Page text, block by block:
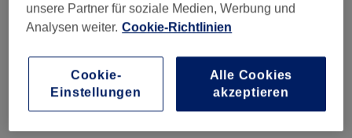
Herren - Farbe & Grauhaarkaschierung
Herren - Haarschnitte & Stylings (14) ab 5 €
Kinder - Haarschnitte & Stylings 1)
unsere Partner für soziale Medien, Werbung und
Analysen weiter. Cookie-Richtlinien
Cookie-
Einstellungen
Alle Cookies
akzeptieren